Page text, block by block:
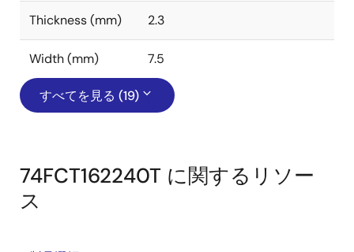
Thickness (mm) 2.3
Width (mm) 7.5
すべてを見る (19)
74FCT162240T に関するリソー
ス